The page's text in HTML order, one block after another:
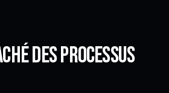
des processus